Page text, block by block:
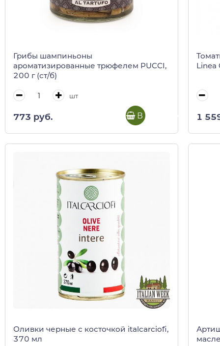
Грибы шампиньоны
ароматизированные трюфелем PUCCI,
200 г (ст/б)
шт
773 руб. В корзину
Linea
1
Оливки черные с косточкой italcarciofi,
370 мл